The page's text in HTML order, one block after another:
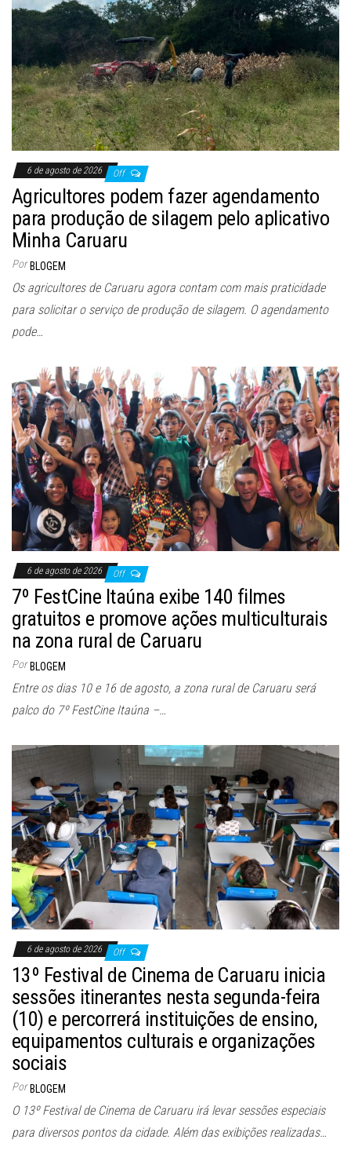
6 de agosto de 2026 Off
Agricultores podem fazer agendamento
para produção de silagem pelo aplicativo
Minha Caruaru
Por BLOGEM
Os agricultores de Caruaru agora contam com mais praticidade
para solicitar o serviço de produção de silagem. O agendamento
pode…
6 de agosto de 2026 Off
7º FestCine Itaúna exibe 140 filmes
gratuitos e promove ações multiculturais
na zona rural de Caruaru
Por BLOGEM
Entre os dias 10 e 16 de agosto, a zona rural de Caruaru será
palco do 7º FestCine Itaúna –…
6 de agosto de 2026 Off
13º Festival de Cinema de Caruaru inicia
sessões itinerantes nesta segunda-feira
(10) e percorrerá instituições de ensino,
equipamentos culturais e organizações
sociais
Por BLOGEM
O 13º Festival de Cinema de Caruaru irá levar sessões especiais
para diversos pontos da cidade. Além das exibições realizadas…